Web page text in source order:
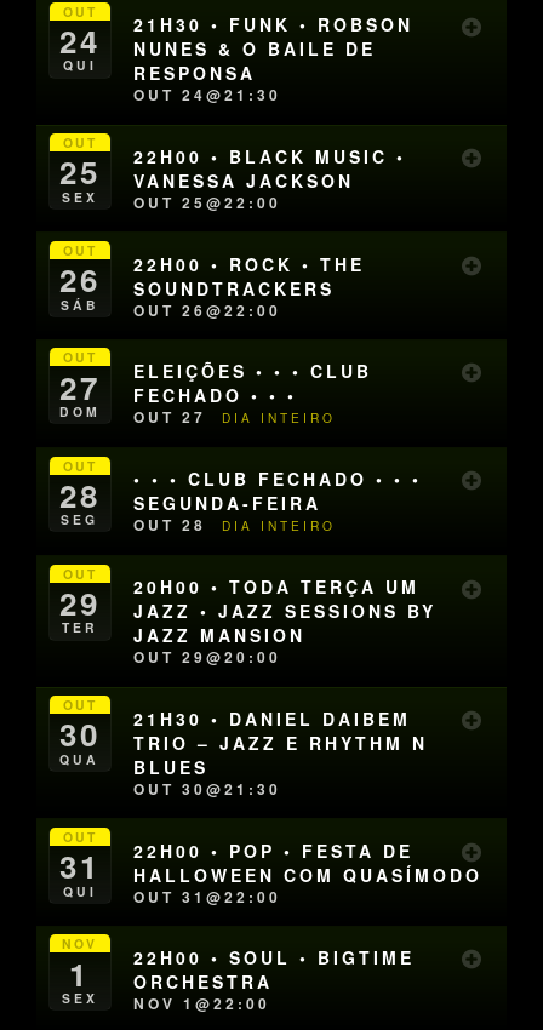
OUT
24
QUI
21H30 • FUNK • ROBSON
NUNES & O BAILE DE
RESPONSA
OUT 24@21:30
OUT
25
SEX
22H00 • BLACK MUSIC •
VANESSA JACKSON
OUT 25@22:00
OUT
26
SÁB
22H00 • ROCK • THE
SOUNDTRACKERS
OUT 26@22:00
OUT
27
DOM
ELEIÇÕES • • • CLUB
FECHADO • • •
OUT 27 DIA INTEIRO
OUT
28
SEG
• • • CLUB FECHADO • • •
SEGUNDA-FEIRA
OUT 28 DIA INTEIRO
OUT
29
TER
20H00 • TODA TERÇA UM
JAZZ • JAZZ SESSIONS BY
JAZZ MANSION
OUT 29@20:00
OUT
30
QUA
21H30 • DANIEL DAIBEM
TRIO – JAZZ E RHYTHM N
BLUES
OUT 30@21:30
OUT
31
QUI
22H00 • POP • FESTA DE
HALLOWEEN COM QUASÍMODO
OUT 31@22:00
NOV
1
SEX
22H00 • SOUL • BIGTIME
ORCHESTRA
NOV 1@22:00